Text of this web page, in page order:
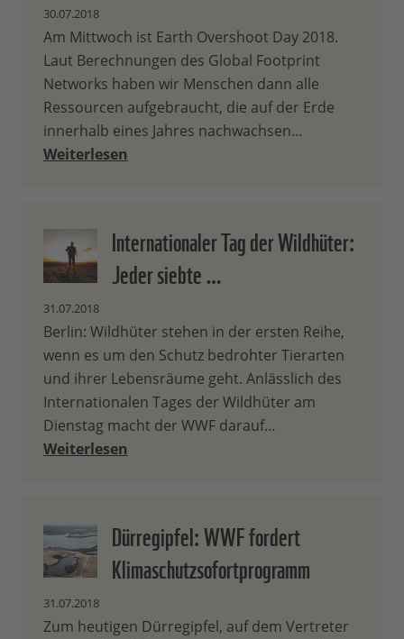
30.07.2018
Am Mittwoch ist Earth Overshoot Day 2018.
Laut Berechnungen des Global Footprint
Networks haben wir Menschen dann alle
Ressourcen aufgebraucht, die auf der Erde
innerhalb eines Jahres nachwachsen…
Weiterlesen
Internationaler Tag der Wildhüter:
Jeder siebte …
31.07.2018
Berlin: Wildhüter stehen in der ersten Reihe,
wenn es um den Schutz bedrohter Tierarten
und ihrer Lebensräume geht. Anlässlich des
Internationalen Tages der Wildhüter am
Dienstag macht der WWF darauf…
Weiterlesen
Dürregipfel: WWF fordert
Klimaschutzsofortprogramm
31.07.2018
Zum heutigen Dürregipfel, auf dem Vertreter